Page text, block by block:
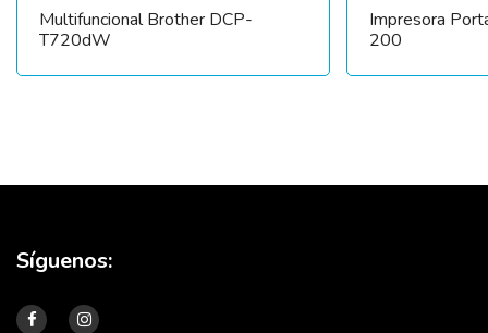
Multifuncional Brother DCP-
T720dW
Impresora
200
Síguenos: